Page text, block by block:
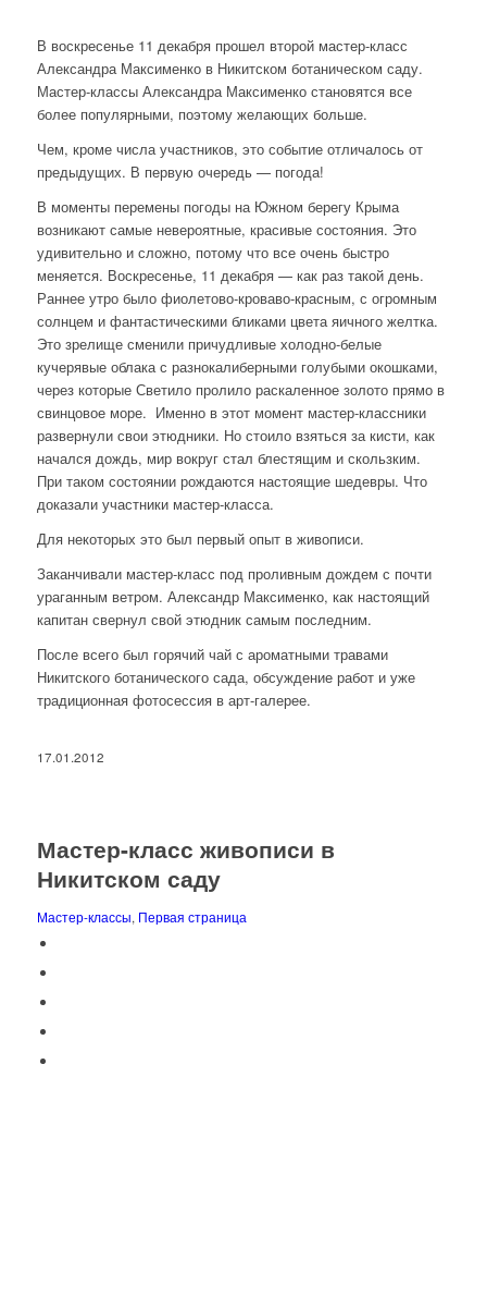
В воскресенье 11 декабря прошел второй мастер-класс
Александра Максименко в Никитском ботаническом саду.
Мастер-классы Александра Максименко становятся все
более популярными, поэтому желающих больше.
Чем, кроме числа участников, это событие отличалось от
предыдущих. В первую очередь — погода!
В моменты перемены погоды на Южном берегу Крыма
возникают самые невероятные, красивые состояния. Это
удивительно и сложно, потому что все очень быстро
меняется. Воскресенье, 11 декабря — как раз такой день.
Раннее утро было фиолетово-кроваво-красным, с огромным
солнцем и фантастическими бликами цвета яичного желтка.
Это зрелище сменили причудливые холодно-белые
кучерявые облака с разнокалиберными голубыми окошками,
через которые Светило пролило раскаленное золото прямо в
свинцовое море. Именно в этот момент мастер-классники
развернули свои этюдники. Но стоило взяться за кисти, как
начался дождь, мир вокруг стал блестящим и скользким.
При таком состоянии рождаются настоящие шедевры. Что
доказали участники мастер-класса.
Для некоторых это был первый опыт в живописи.
Заканчивали мастер-класс под проливным дождем с почти
ураганным ветром. Александр Максименко, как настоящий
капитан свернул свой этюдник самым последним.
После всего был горячий чай с ароматными травами
Никитского ботанического сада, обсуждение работ и уже
традиционная фотосессия в арт-галерее.
17.01.2012
Мастер-класс живописи в
Никитском саду
Мастер-классы, Первая страница